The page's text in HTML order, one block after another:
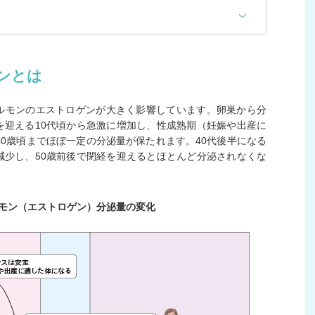
とは
ンのエストロゲンが大きく影響しています。卵巣から分
える10代頃から急激に増加し、性成熟期（妊娠や出産に
歳頃までほぼ一定の分泌量が保たれます。40代後半になる
し、50歳前後で閉経を迎えるとほとんど分泌されなくな
ン（エストロゲン）分泌量の変化